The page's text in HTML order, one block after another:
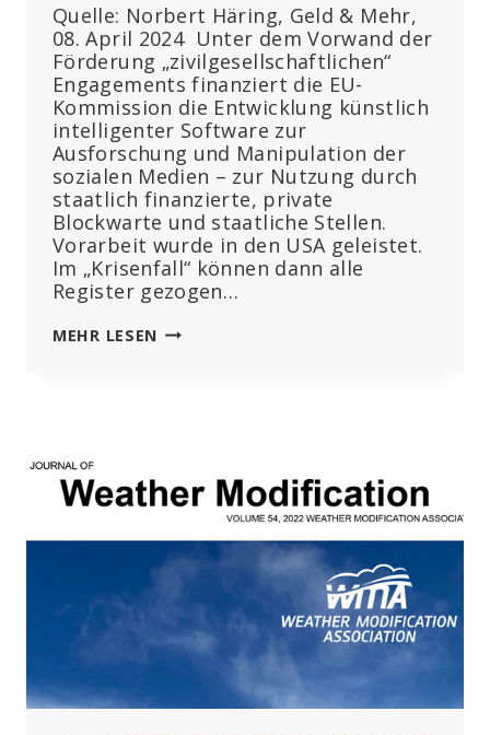
Quelle: Norbert Häring, Geld & Mehr,
08. April 2024 Unter dem Vorwand der
Förderung „zivilgesellschaftlichen“
Engagements finanziert die EU-
Kommission die Entwicklung künstlich
intelligenter Software zur
Ausforschung und Manipulation der
sozialen Medien – zur Nutzung durch
staatlich finanzierte, private
Blockwarte und staatliche Stellen.
Vorarbeit wurde in den USA geleistet.
Im „Krisenfall“ können dann alle
Register gezogen…
MEHR LESEN DIE
KONTROLLE
DIGITALEN
RAUMS